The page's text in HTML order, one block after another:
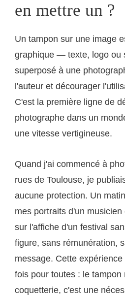
en mettre un ?
Un tampon sur une image
graphique — texte, logo
superposé à une
l'auteur et décourager
C'est la première ligne de
photographe dans un
une vitesse vertigineuse.
Quand j'ai commencé à
rues de Toulouse, je
aucune protection. Un
mes portraits d'un
sur l'affiche d'un festival
figure, sans rémunération,
message. Cette
fois pour toutes : le tampon
coquetterie, c'est une